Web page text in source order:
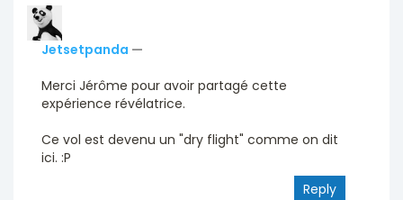
Jetsetpanda —
Merci Jérôme pour avoir partagé cette
expérience révélatrice.
Ce vol est devenu un "dry flight" comme on dit
ici. :P
Reply